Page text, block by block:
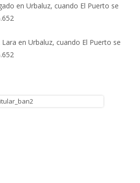
en Urbaluz, cuando El Puerto se
en Urbaluz, cuando El Puerto se